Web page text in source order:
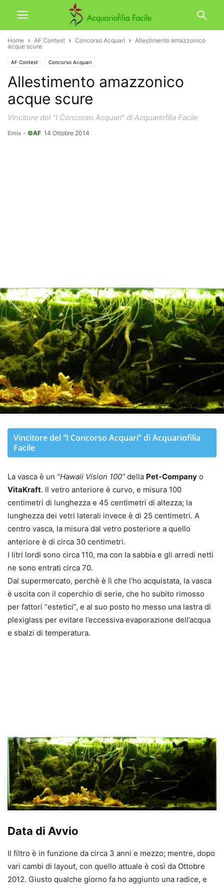
Home AF Contest Concorso Acquari
Allestimento amazzonico
acque scure
AF Contest Concorso Acquari
Allestimento amazzonico
acque scure
Vincitore del "I Concorso Acquari" di Acquariofilia Facile
Emix - ©AF 14 Ottobre 2014
Vincitore del “I Concorso Acquari” di Acquariofilia
Facile
La vasca è un “Hawaii Vision 100” della Pet-Company o
VitaKraft. Il vetro anteriore è curvo, e misura 100
centimetri di lunghezza e 45 centimetri di altezza; la
lunghezza dei vetri laterali invece è di 25 centimetri. A
centro vasca, la misura dal vetro posteriore a quello
anteriore è di circa 30 centimetri.
I litri lordi sono circa 110, ma con la sabbia e gli arredi netti
ne sono entrati circa 70.
Dal supermercato, perchè è lì che l’ho acquistata, la vasca
è uscita con il coperchio di serie, che ho subito rimosso
per fattori “estetici”, e al suo posto ho messo una lastra di
plexiglass per evitare l’eccessiva evaporazione dell’acqua
e sbalzi di temperatura.
Data di Avvio
Il filtro è in funzione da circa 3 anni e mezzo; mentre, dopo
vari cambi di layout, con quello attuale è così da Ottobre
2012. Giusto qualche giorno fa ho aggiunto una radice, e